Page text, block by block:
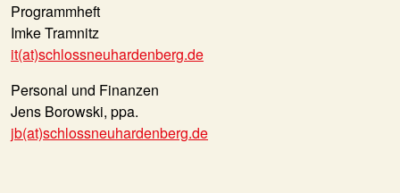
Programmheft
Imke Tramnitz
it(at)schlossneuhardenberg.de
Personal und Finanzen
Jens Borowski, ppa.
jb(at)schlossneuhardenberg.de